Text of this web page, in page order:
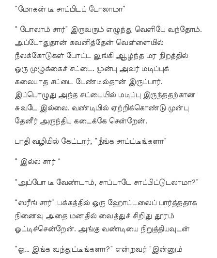
“மோகன் டீ சாப்பிடப் போலாமா”
“ போலாம் சார்” இருவரும் எழுந்து வெளியே வந்தோம்.
அப்போதுதான் கவனித்தேன் வெள்ளையில்
நீலக்கோடுகள் போட்ட லுங்கி ஆழ்ந்த மர நிறத்தில்
ஒரு முழுக்கைச் சட்டை. முன்பு அவர் மடிப்புக்
கலையாத சட்டை பேண்டில்தான் இருப்பார்.
இப்பொழுது அந்த சட்டையில் மடிப்பு இருந்ததற்கான
சுவடே இல்லை. வண்டியில் ஏற்றிக்கொண்டு முன்பு
தேனீர் அருந்திய கடைக்கே சென்றேன்.
பாதி வழியில் கேட்டார், “நீங்க சாப்ட்டீங்களா”
“ இல்ல சார் “
“அப்போ டீ வேண்டாம், சாப்பாடே சாப்பிட்டுடலாமா?”
“ஸரீங் சார்” பக்கத்தில் ஒரு ஹோட்டலைப் பார்த்ததாக
நினைவு அதை மனதில் வைத்துச் சிறிது தூரம்
ஓட்டிச்சென்றேன். அங்கு வண்டியை நிறுத்தியவுடன்
“ஓ... இங்க வந்துட்டீங்களா?” என்றவர் “இன்னும்